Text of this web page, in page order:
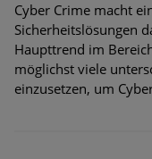
Cyber Crime macht
Sicherheitslösungen
Haupttrend im
möglichst viele
einzusetzen, um